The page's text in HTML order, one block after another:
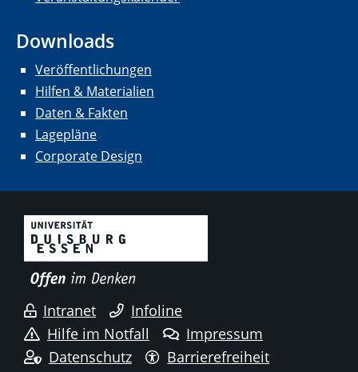
Downloads
Veröffentlichungen
Hilfen & Materialien
Daten & Fakten
Lagepläne
Corporate Design
Intranet
Infoline
Hilfe im Notfall
Impressum
Datenschutz
Barrierefreiheit